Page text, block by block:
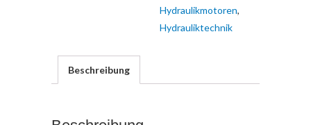
Hydraulikmotoren,
Hydrauliktechnik
Beschreibung